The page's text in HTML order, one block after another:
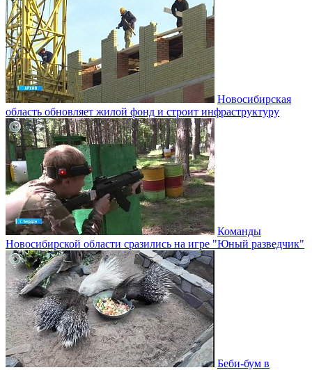
Новосибирская
область обновляет жилой фонд и строит инфраструктуру
Команды
Новосибирской области сразились на игре "Юный разведчик"
Беби-бум в